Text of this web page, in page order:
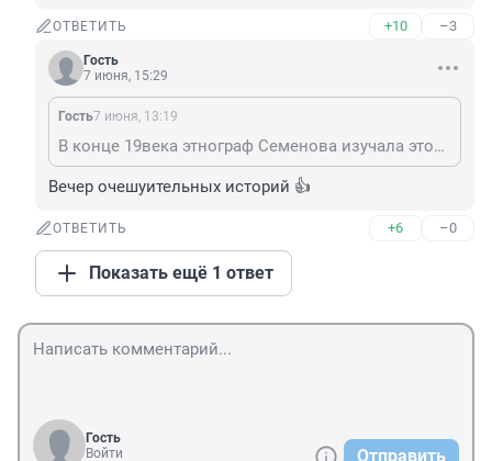
ОТВЕТИТЬ +10 –3
Гость
7 июня, 15:29
Гость7 июня, 13:19
В конце 19века этнограф Семенова изучала этот вопрос. За долгое время она нашла всего одного русского мужика, который не бил жену. Бить жену считалось нормальным. Один маленький мужик не мог достать до лица жены, залезал на скамью и оттуда бил. При этом все говорят, что это мусульмане плохо к женам относятся. )))
Вечер очешуительных историй 👍
ОТВЕТИТЬ +6 –0
Показать ещё 1 ответ
Гость
Войти
Отправить